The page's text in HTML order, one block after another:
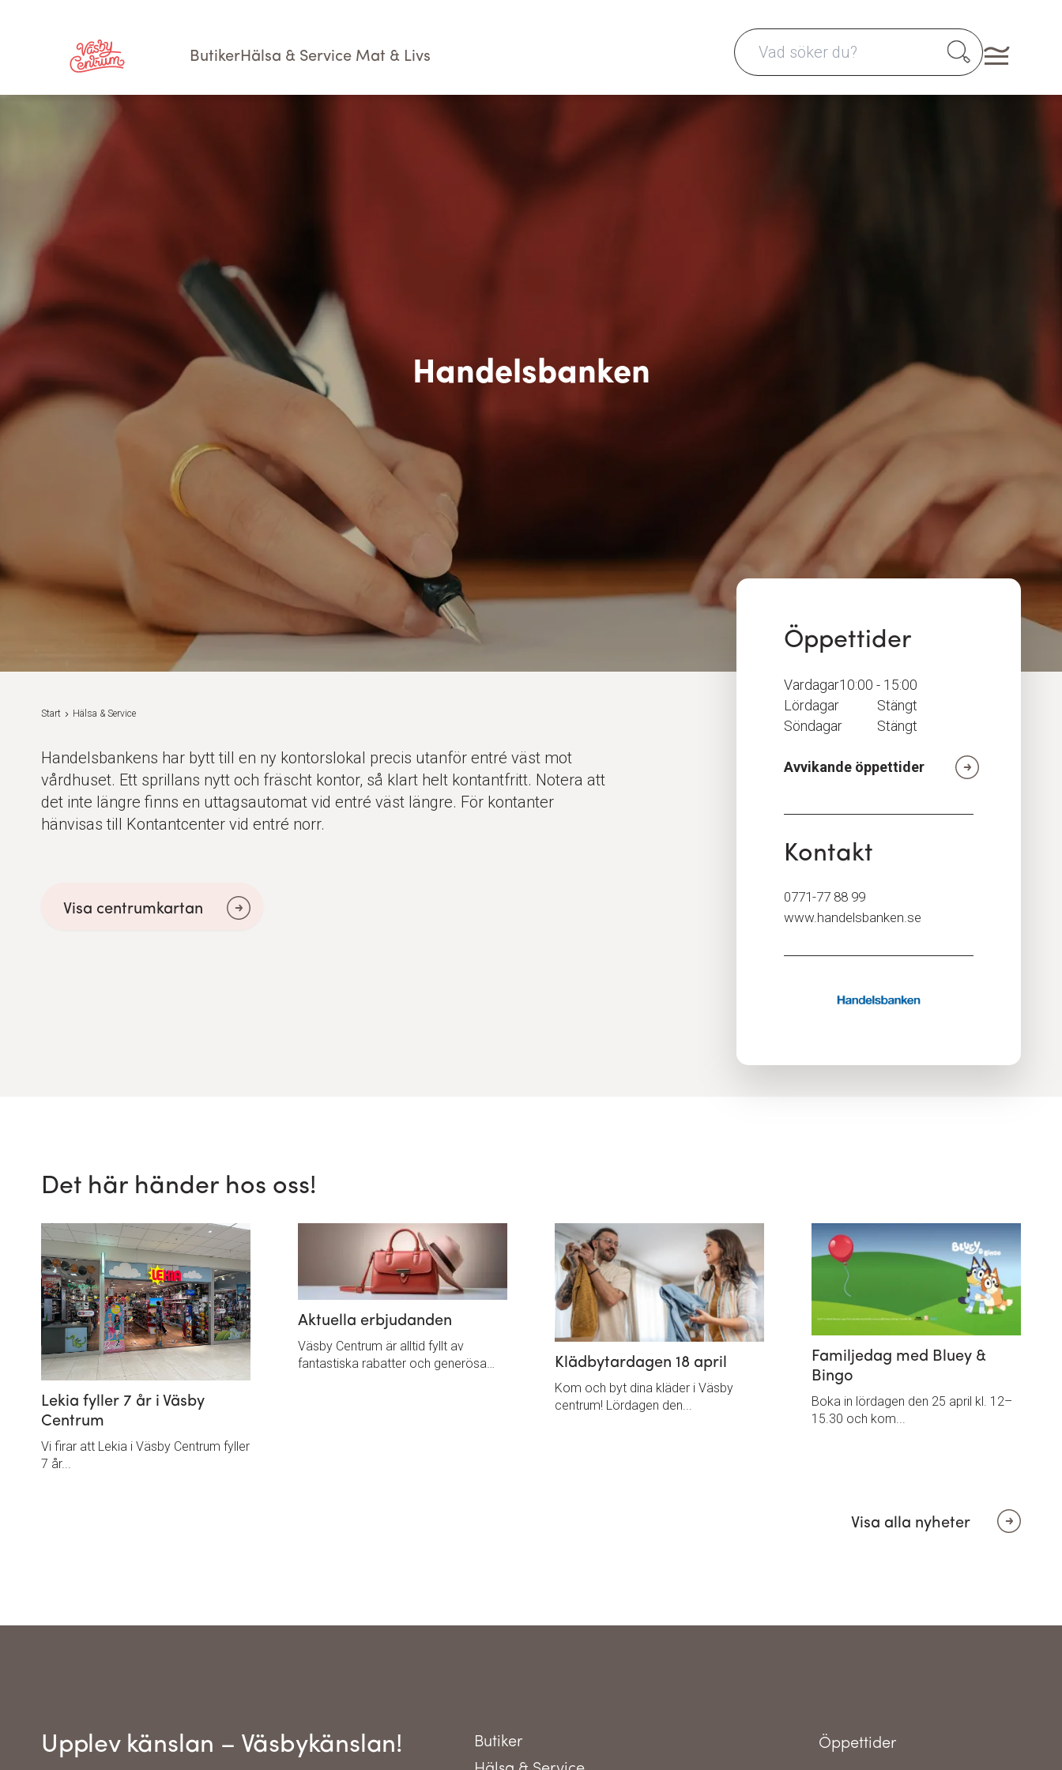
ButikerHälsa & Service Mat & Livs
Search for:
Handelsbanken
Start Hälsa & Service
Handelsbankens har bytt till en ny kontorslokal precis utanför entré väst mot
vårdhuset. Ett sprillans nytt och fräscht kontor, så klart helt kontantfritt. Notera att
det inte längre finns en uttagsautomat vid entré väst längre. För kontanter
hänvisas till Kontantcenter vid entré norr.
Visa centrumkartan
Öppettider
Vardagar10:00 - 15:00
Lördagar
Stängt
Söndagar
Stängt
Avvikande öppettider
Kontakt
0771-77 88 99
www.handelsbanken.se
Det här händer hos oss!
Lekia fyller 7 år i Väsby
Centrum
Vi firar att Lekia i Väsby Centrum fyller
7 år...
Aktuella erbjudanden
Väsby Centrum är alltid fyllt av
fantastiska rabatter och generösa…
Klädbytardagen 18 april
Kom och byt dina kläder i Väsby
centrum! Lördagen den...
Familjedag med Bluey &
Bingo
Boka in lördagen den 25 april kl. 12–
15.30 och kom...
Visa alla nyheter
Upplev känslan – Väsbykänslan!
Butiker
Öppettider